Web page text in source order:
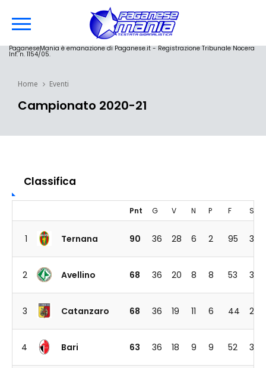
PaganeseMania è emanazione di Paganese.it - Registrazione Tribunale Nocera
Inf. n. 1154/05.
Home Eventi
Campionato 2020-21
Classifica
Pnt G V N P F S
1 Ternana 90 36 28 6 2 95 32
2 Avellino 68 36 20 8 8 53 33
3 Catanzaro 68 36 19 11 6 44 29
4 Bari 63 36 18 9 9 52 34